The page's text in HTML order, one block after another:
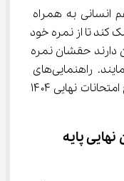
انسانی به همراه
به دانش‌آموزان کمک کند تا از نمره خود
دارند حقشان نمره
بالاتری است، اعتراض خود را ثبت نمایند. راهنمایی‌های
پایه